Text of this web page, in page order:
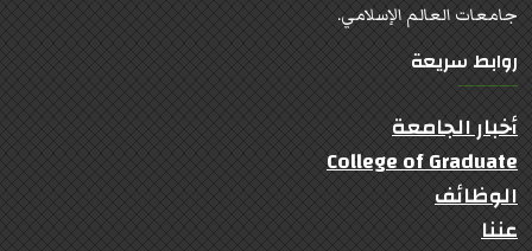
جامعات العالم الإسلامي.
روابط سريعة
أخبار الجامعة
College of Graduate
الوظائف
عننا